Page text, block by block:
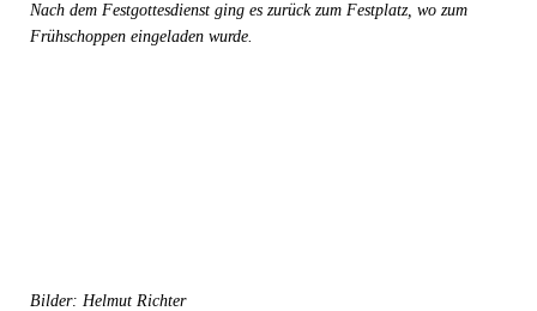
Nach dem Festgottesdienst ging es zurück zum Festplatz, wo zum
Frühschoppen eingeladen wurde.
Bilder: Helmut Richter